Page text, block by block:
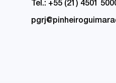
Tel.: +55 (21) 4501